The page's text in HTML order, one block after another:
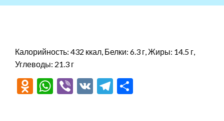
Калорийность: 432 ккал, Белки: 6.3 г, Жиры: 14.5 г,
Углеводы: 21.3 г
Odnoklassniki
WhatsApp
Viber
VK Telegram